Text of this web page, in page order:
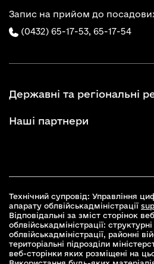
Запис на прийом до
(0432) 65-17-53, 65-17-54
Державні та регіональні
Наші партнери
Технічний супровід: Управління
апарату облвійськадміністрації
Відповідальні за зміст сторінок
облвійськадміністрації:
облвійськадміністрації, районні
територіальні підрозділи
веб-сторінки яких розміщені на